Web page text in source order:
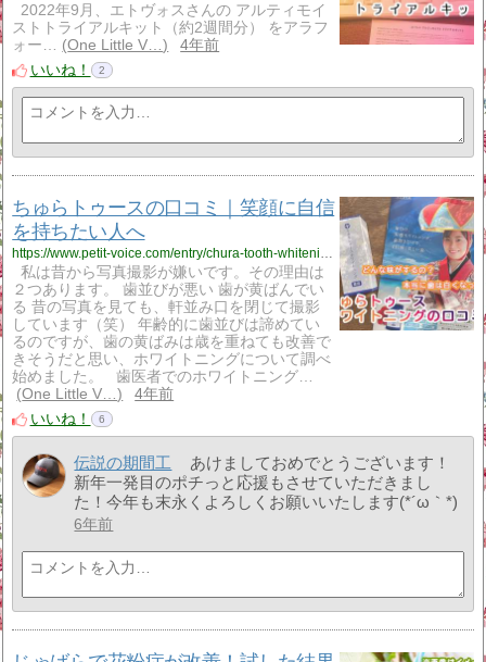
2022年9月、エトヴォスさんの アルティモイ
ストトライアルキット（約2週間分） をアラフ
ォー…
One Little V…
4年前
いいね！
2
ちゅらトゥースの口コミ｜笑顔に自信
を持ちたい人へ
私は昔から写真撮影が嫌いです。その理由は
２つあります。 歯並びが悪い 歯が黄ばんでい
る 昔の写真を見ても、軒並み口を閉じて撮影
しています（笑） 年齢的に歯並びは諦めてい
るのですが、歯の黄ばみは歳を重ねても改善で
きそうだと思い、ホワイトニングについて調べ
始めました。 歯医者でのホワイトニング…
One Little V…
4年前
いいね！
6
伝説の期間工
あけましておめでとうございます！
新年一発目のポチっと応援もさせていただきまし
た！今年も末永くよろしくお願いいたします(*´ω｀*)
6年前